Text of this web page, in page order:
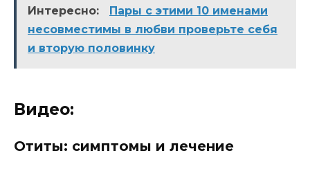
Интересно:
Пары с этими 10 именами
несовместимы в любви проверьте себя
и вторую половинку
Видео:
Отиты: симптомы и лечение